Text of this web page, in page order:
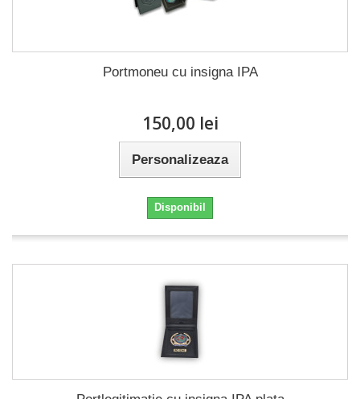
Portmoneu cu insigna IPA
150,00 lei
Personalizeaza
Disponibil